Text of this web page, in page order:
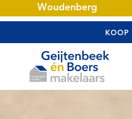
Woudenberg